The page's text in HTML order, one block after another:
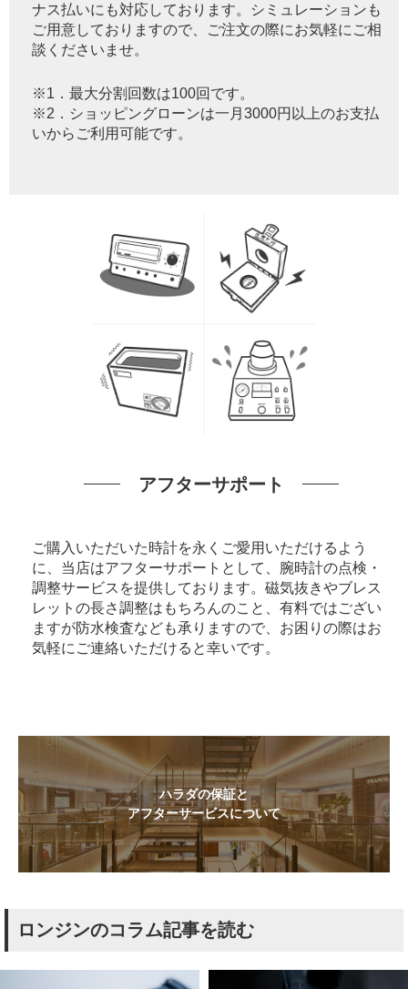
ナス払いにも対応しております。シミュレーションも
ご用意しておりますので、ご注文の際にお気軽にご相
談くださいませ。
※1．最大分割回数は100回です。
※2．ショッピングローンは一月3000円以上のお支払
いからご利用可能です。
アフターサポート
ご購入いただいた時計を永くご愛用いただけるよう
に、当店はアフターサポートとして、腕時計の点検・
調整サービスを提供しております。磁気抜きやブレス
レットの長さ調整はもちろんのこと、有料ではござい
ますが防水検査なども承りますので、お困りの際はお
気軽にご連絡いただけると幸いです。
ハラダの保証と
アフターサービスについて
ロンジンのコラム記事を読む